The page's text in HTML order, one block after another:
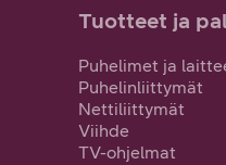
Tuotteet ja
Puhelimet ja
Puhelinliittymät
Nettiliittymät
Viihde
TV-ohjelmat